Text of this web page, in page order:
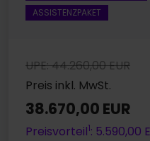
ASSISTENZPAKET
UPE: 44.260,00 EUR
Preis inkl. MwSt.
38.670,00 EUR
Preisvorteil1: 5.590,00